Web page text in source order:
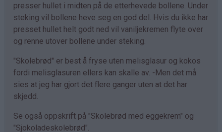
presser hullet i midten på de etterhevede bollene. Under
steking vil bollene heve seg en god del. Hvis du ikke har
presset hullet helt godt ned vil vaniljekremen flyte over
og renne utover bollene under steking.
"Skolebrød" er best å fryse uten melisglasur og kokos
fordi melisglasuren ellers kan skalle av. -Men det må
sies at jeg har gjort det flere ganger uten at det har
skjedd.
Se også oppskrift på "Skolebrød med eggekrem" og
"Sjokoladeskolebrød".